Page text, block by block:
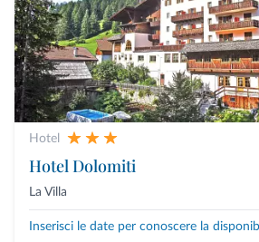
Hotel
Hotel Dolomiti
La Villa
Inserisci le date per conoscere la